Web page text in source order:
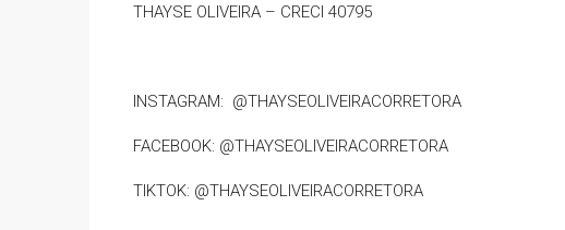
THAYSE OLIVEIRA – CRECI 40795
INSTAGRAM: @THAYSEOLIVEIRACORRETORA
FACEBOOK: @THAYSEOLIVEIRACORRETORA
TIKTOK: @THAYSEOLIVEIRACORRETORA